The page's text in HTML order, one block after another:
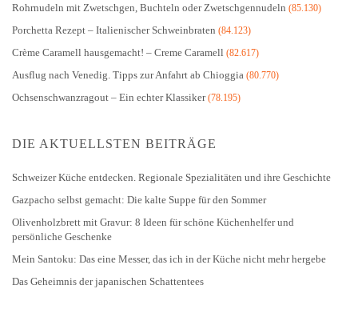
Rohrnudeln mit Zwetschgen, Buchteln oder Zwetschgennudeln (85.130)
Porchetta Rezept – Italienischer Schweinbraten (84.123)
Crème Caramell hausgemacht! – Creme Caramell (82.617)
Ausflug nach Venedig. Tipps zur Anfahrt ab Chioggia (80.770)
Ochsenschwanzragout – Ein echter Klassiker(78.195)
DIE AKTUELLSTEN BEITRÄGE
Schweizer Küche entdecken. Regionale Spezialitäten und ihre Geschichte
Gazpacho selbst gemacht: Die kalte Suppe für den Sommer
Olivenholzbrett mit Gravur: 8 Ideen für schöne Küchenhelfer und
persönliche Geschenke
Mein Santoku: Das eine Messer, das ich in der Küche nicht mehr hergebe
Das Geheimnis der japanischen Schattentees